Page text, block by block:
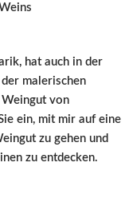
hat auch in der
malerischen
Weingut von
ein, mit mir auf eine
zu gehen und
zu entdecken.